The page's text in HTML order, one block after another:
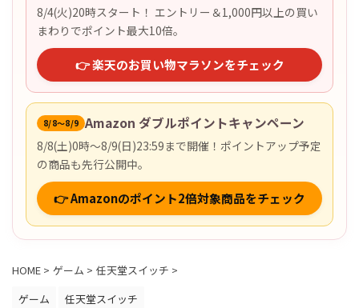
8/4(火)20時スタート！ エントリー＆1,000円以上の買い
まわりでポイント最大10倍。
👉 楽天のお買い物マラソンをチェック
8/8〜8/9 Amazon ダブルポイントキャンペーン
8/8(土)0時〜8/9(日)23:59まで開催！ポイントアップ予定
の商品も先行公開中。
👉 Amazonのポイント2倍対象商品をチェック
HOME > ゲーム > 任天堂スイッチ >
ゲーム
任天堂スイッチ